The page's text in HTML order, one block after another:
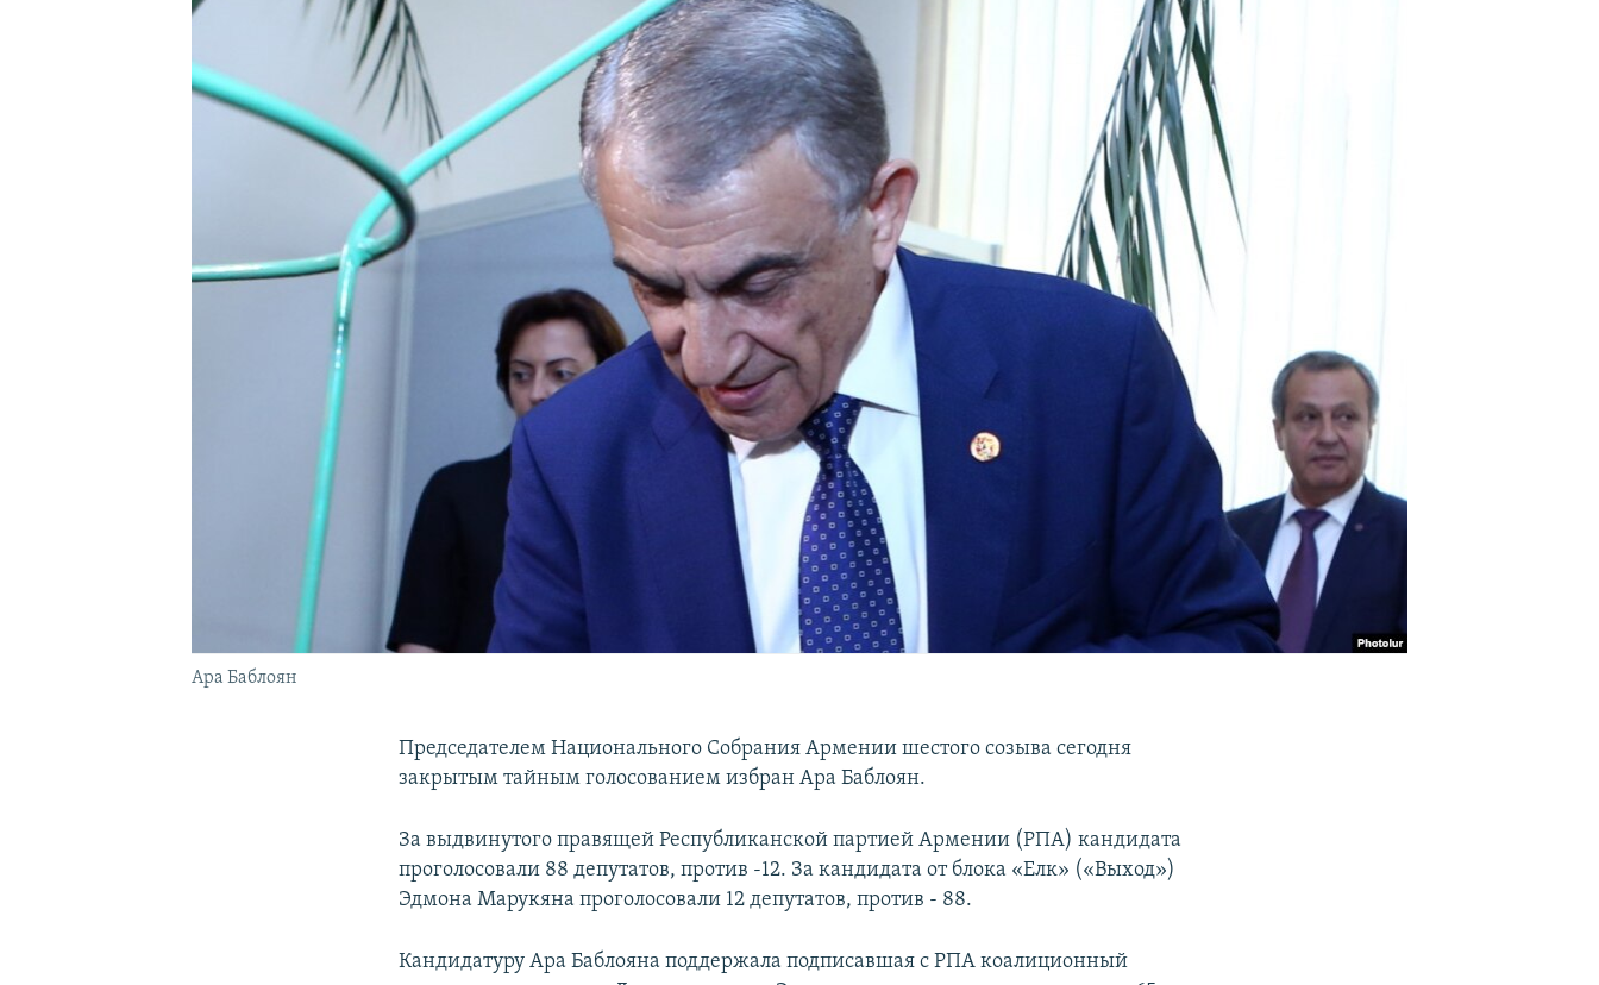
Ара Баблоян
Председателем Национального Собрания Армении шестого созыва сегодня
закрытым тайным голосованием избран Ара Баблоян.
За выдвинутого правящей Республиканской партией Армении (РПА) кандидата
проголосовали 88 депутатов, против -12. За кандидата от блока «Елк» («Выход»)
Эдмона Марукяна проголосовали 12 депутатов, против - 88.
Кандидатуру Ара Баблояна поддержала подписавшая с РПА коалиционный